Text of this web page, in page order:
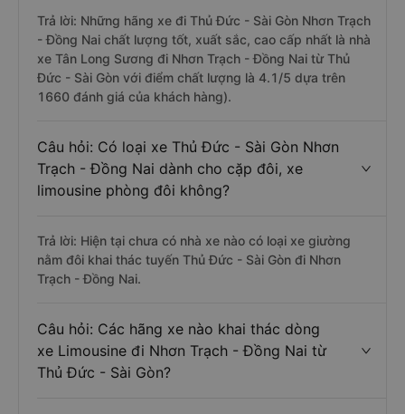
Trả lời: Những hãng xe đi Thủ Đức - Sài Gòn Nhơn Trạch
- Đồng Nai chất lượng tốt, xuất sắc, cao cấp nhất là nhà
xe Tân Long Sương đi Nhơn Trạch - Đồng Nai từ Thủ
Đức - Sài Gòn với điểm chất lượng là 4.1/5 dựa trên
1660 đánh giá của khách hàng).
Câu hỏi: Có loại xe Thủ Đức - Sài Gòn Nhơn
Trạch - Đồng Nai dành cho cặp đôi, xe
limousine phòng đôi không?
Trả lời: Hiện tại chưa có nhà xe nào có loại xe giường
nằm đôi khai thác tuyến Thủ Đức - Sài Gòn đi Nhơn
Trạch - Đồng Nai.
Câu hỏi: Các hãng xe nào khai thác dòng
xe Limousine đi Nhơn Trạch - Đồng Nai từ
Thủ Đức - Sài Gòn?